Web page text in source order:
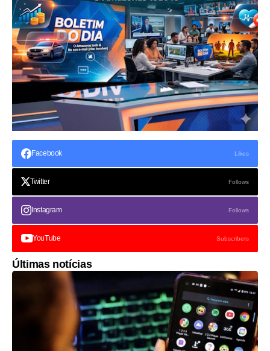
Facebook Likes
Twitter Follows
Instagram Follows
YouTube Subscribers
Últimas notícias